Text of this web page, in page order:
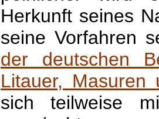
Herkunft seines
seine Vorfahren
der deutschen
Litauer, Masuren
sich teilweise